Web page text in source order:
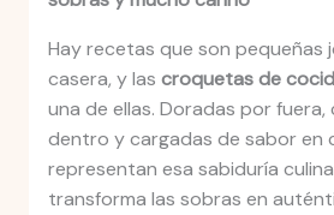
Hay recetas que son pequeñas
casera, y las croquetas de
una de ellas. Doradas por
dentro y cargadas de sabor en
representan esa sabiduría
transforma las sobras en